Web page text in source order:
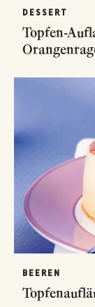
DESSERT
Topfen-
BEEREN